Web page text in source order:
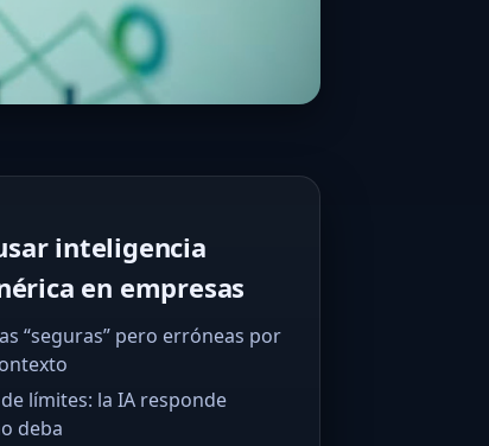
inteligencia
en empresas
“seguras” pero erróneas por
límites: la IA responde
deba